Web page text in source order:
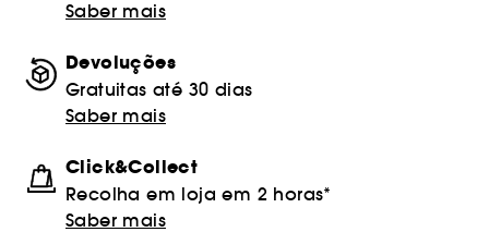
Saber mais
Devoluções
Gratuitas até 30 dias
Saber mais
Click&Collect
Recolha em loja em 2 horas*
Saber mais